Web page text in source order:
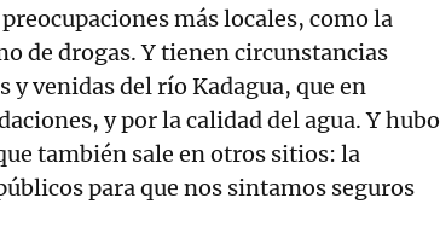
más locales, como la
de drogas. Y tienen circunstancias
y venidas del río Kadagua, que en
y por la calidad del agua. Y hubo
también sale en otros sitios: la
para que nos sintamos seguros